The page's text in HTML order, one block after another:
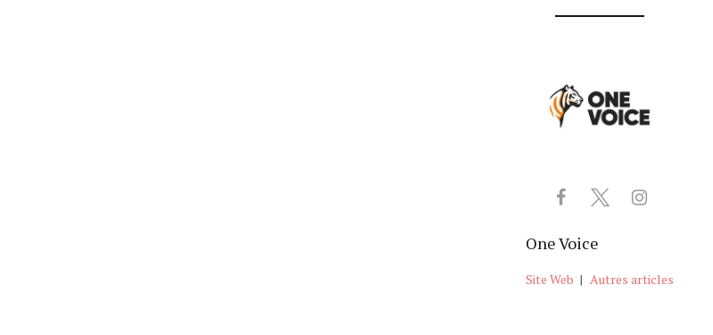
One Voice
Site Web | Autres articles